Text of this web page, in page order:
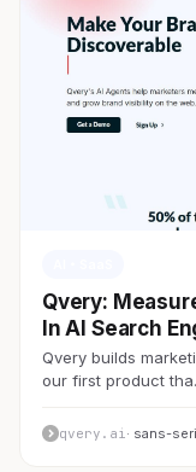
Qvery:
In AI Search
Qvery builds
our first product
qvery.ai · sans-